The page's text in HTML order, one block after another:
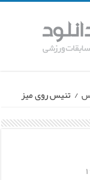
/ تنیس روی میز
۱